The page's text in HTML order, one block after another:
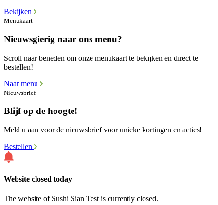
Bekijken
Menukaart
Nieuwsgierig naar ons menu?
Scroll naar beneden om onze menukaart te bekijken en direct te
bestellen!
Naar menu
Nieuwsbrief
Blijf op de hoogte!
Meld u aan voor de nieuwsbrief voor unieke kortingen en acties!
Bestellen
Website closed today
The website of Sushi Sian Test is currently closed.